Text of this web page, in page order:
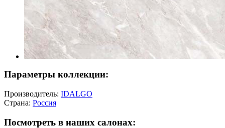
Параметры коллекции:
Производитель: IDALGO
Страна: Россия
Посмотреть в наших салонах: